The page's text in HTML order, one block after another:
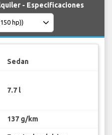
- Especificaciones
Sedan
7.7 l
137 g/km